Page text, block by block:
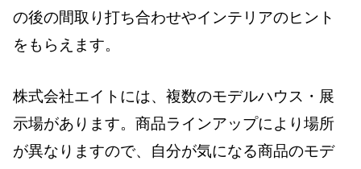
の後の間取り打ち合わせやインテリアのヒント
をもらえます。
株式会社エイトには、複数のモデルハウス・展
示場があります。商品ラインアップにより場所
が異なりますので、自分が気になる商品のモデ